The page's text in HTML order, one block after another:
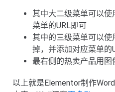
其中大二级菜单可以
菜单的URL即可
其中的三级菜单可以
掉，并添加对应菜单的
最右侧的热卖产品用图
以上就是Elementor制作